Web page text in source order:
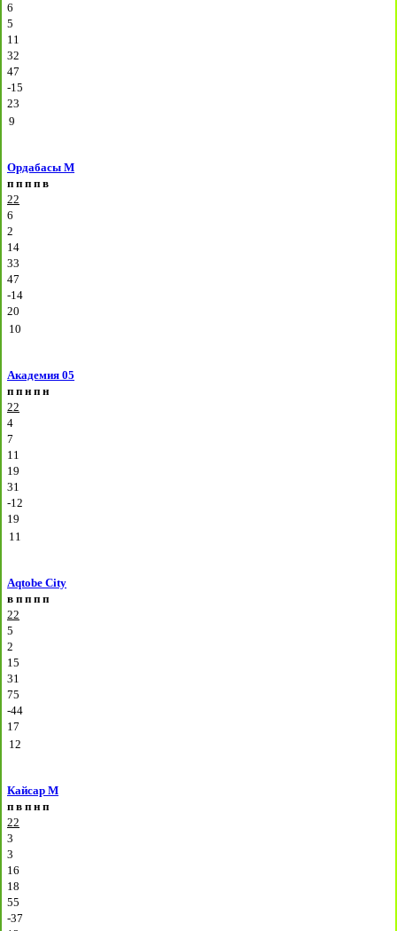
6
5
11
32
47
-15
23
9
Ордабасы М
п п п п в
22
6
2
14
33
47
-14
20
10
Академия 05
п п н п н
22
4
7
11
19
31
-12
19
11
Aqtobe City
в п п п п
22
5
2
15
31
75
-44
17
12
Кайсар М
п в п н п
22
3
3
16
18
55
-37